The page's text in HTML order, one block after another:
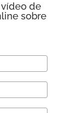
de
sobre